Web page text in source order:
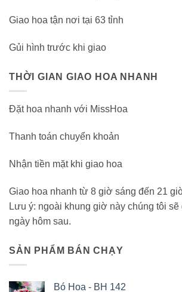
Giao hoa tận nơi tại 63 tỉnh
Gủi hình trước khi giao
THỜI GIAN GIAO HOA NHANH
Đặt hoa nhanh với MissHoa
Thanh toán chuyển khoản
Nhận tiền mặt khi giao hoa
Giao hoa nhanh từ 8 giờ sáng đến 21
Lưu ý: ngoài khung giờ này chúng tôi
ngày hôm sau.
SẢN PHẨM BÁN CHẠY
Bó Hoa - BH 142